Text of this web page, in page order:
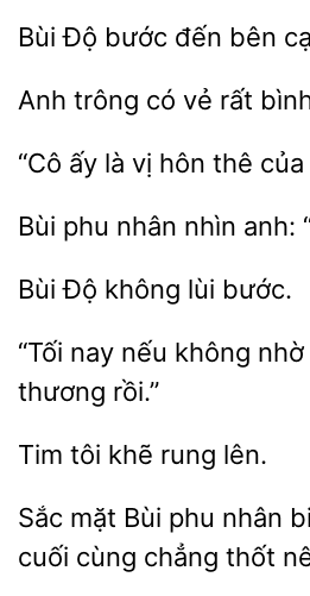
Độ đến bên
Anh trông
“Cô ấy là vị thê
Bùi phu nhìn
Bùi Độ
nay nếu không nhờ
rồi.”
Tim tôi
Sắc Bùi phu nhân
cuối cùng chẳng thốt